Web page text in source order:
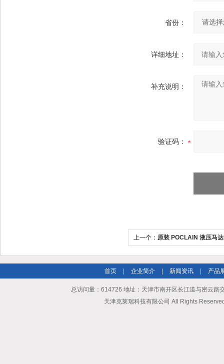
省份：
详细地址：
补充说明：
验证码：
上一个： 原装 POCLAIN 液压马
首页 企业简介 新闻资讯 产品
总访问量：614726 地址：天津市南开区长江道与密云
天津克莱瑞科技有限公司 All Rights